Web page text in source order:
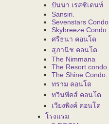
ปันนา เรสซิเดนท์
Sansiri.
Sevenstars Condo
Skybreeze Condo
ศรีธนา คอนโด
สุภานิช คอนโด
The Nimmana
The Resort condo.
The Shine Condo.
ทราม คอนโด
ทวินพีคส์ คอนโด
เวียงพิงค์ คอนโด
โรงแรม